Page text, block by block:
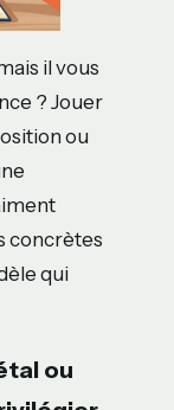
il vous
? Jouer
ou
concrètes
qui
ou